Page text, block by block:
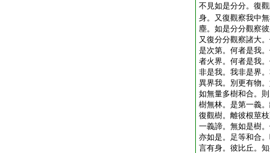
不見如是分分。復
身。又復觀察我中
塵。如是分分觀察
又復分分觀察諸大
是次第。何者是我
者火界。何者是我
非是我。我非是界
異界我。別更有物
如無量多樹和合。
樹無林。是第一義
復觀樹。離彼根莖
一義諦。無如是樹
亦如是。足等和合
言有身。彼比丘。